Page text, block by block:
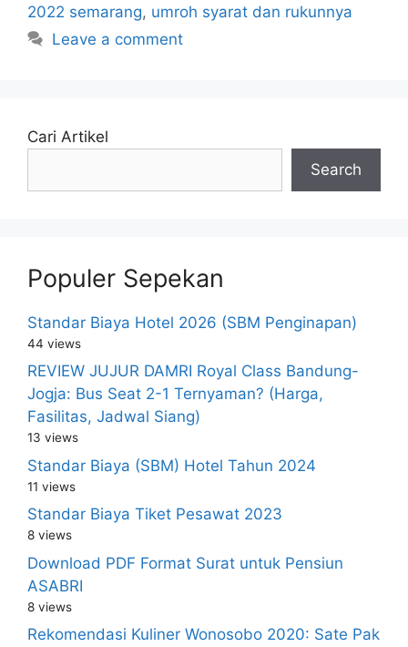
2022 semarang, umroh syarat dan rukunnya
Leave a comment
Cari Artikel
Search
Populer Sepekan
Standar Biaya Hotel 2026 (SBM Penginapan)
44 views
REVIEW JUJUR DAMRI Royal Class Bandung-
Jogja: Bus Seat 2-1 Ternyaman? (Harga,
Fasilitas, Jadwal Siang)
13 views
Standar Biaya (SBM) Hotel Tahun 2024
11 views
Standar Biaya Tiket Pesawat 2023
8 views
Download PDF Format Surat untuk Pensiun
ASABRI
8 views
Rekomendasi Kuliner Wonosobo 2020: Sate Pak